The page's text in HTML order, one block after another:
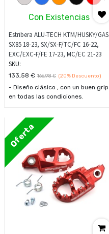
Con Existencias
Estribera ALU-TECH KTM/HUSKY/GAS
SX85 18-23, SX/SX-F/TC/FC 16-22,
EXC/EXC-F/FE 17-23, MC/EC 21-23
SKU:
133,58 € 166,98€ (20%Descuento)
- Diseño clásico , con un buen grip
en todas las condiciones.
- Hecho de aleación de aluminio
7075 T6 Ergal
- Viene completo con 2 casquillos
diferentes para colocar los
reposapiés en 2 posiciones
diferentes (estándar y más bajo /
hacia atrás)
- Viene completo de resortes,
tornillos de tope y espaciadores
para ajustar la inclinación
Oferta